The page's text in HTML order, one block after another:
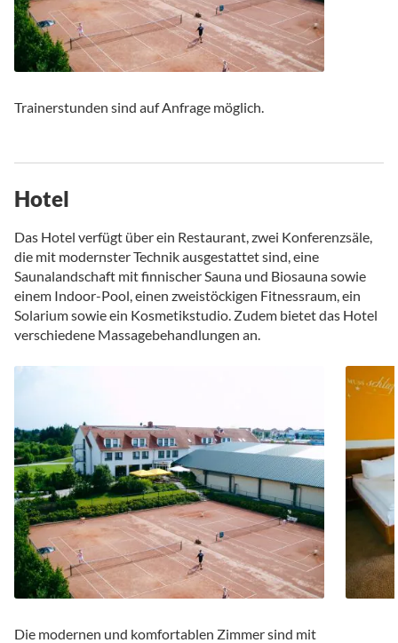
Trainerstunden sind auf Anfrage möglich.
Hotel
Das Hotel verfügt über ein Restaurant, zwei Konferenzsäle,
die mit modernster Technik ausgestattet sind, eine
Saunalandschaft mit finnischer Sauna und Biosauna sowie
einem Indoor-Pool, einen zweistöckigen Fitnessraum, ein
Solarium sowie ein Kosmetikstudio. Zudem bietet das Hotel
verschiedene Massagebehandlungen an.
Die modernen und komfortablen Zimmer sind mit